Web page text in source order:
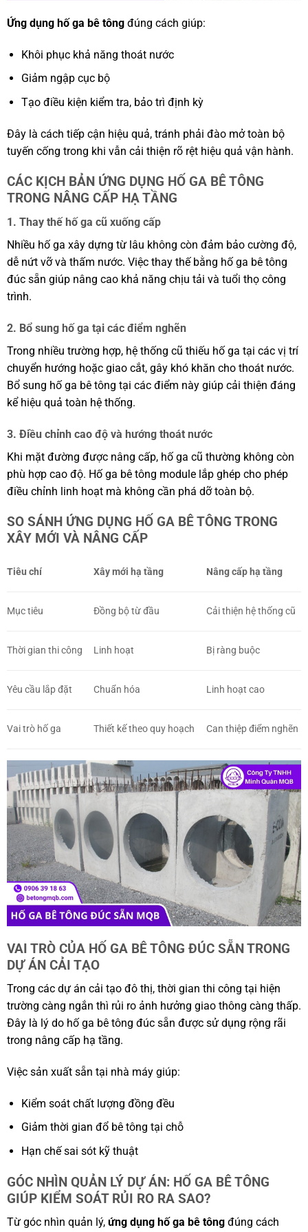
Ứng dụng hố ga bê tôngđúng cách giúp:
Khôi phục khả năng thoát nước
Giảm ngập cục bộ
Tạo điều kiện kiểm tra, bảo trì định kỳ
Đây là cách tiếp cận hiệu quả, tránh phải đào mở toàn bộ
tuyến cống trong khi vẫn cải thiện rõ rệt hiệu quả vận hành.
CÁC KỊCH BẢN ỨNG DỤNG HỐ GA BÊ TÔNG
TRONG NÂNG CẤP HẠ TẦNG
1. Thay thế hố ga cũ xuống cấp
Nhiều hố ga xây dựng từ lâu không còn đảm bảo cường độ,
dễ nứt vỡ và thấm nước. Việc thay thế bằng hố ga bê tông
đúc sẵn giúp nâng cao khả năng chịu tải và tuổi thọ công
trình.
2. Bổ sung hố ga tại các điểm nghẽn
Trong nhiều trường hợp, hệ thống cũ thiếu hố ga tại các vị trí
chuyển hướng hoặc giao cắt, gây khó khăn cho thoát nước.
Bổ sung hố ga bê tông tại các điểm này giúp cải thiện đáng
kể hiệu quả toàn hệ thống.
3. Điều chỉnh cao độ và hướng thoát nước
Khi mặt đường được nâng cấp, hố ga cũ thường không còn
phù hợp cao độ. Hố ga bê tông module lắp ghép cho phép
điều chỉnh linh hoạt mà không cần phá dỡ toàn bộ.
SO SÁNH ỨNG DỤNG HỐ GA BÊ TÔNG TRONG
XÂY MỚI VÀ NÂNG CẤP
Tiêu chí Xây mới hạ tầng Nâng cấp hạ tầng
Mục tiêu Đồng bộ từ đầu Cải thiện hệ thống cũ
Thời gian thi công Linh hoạt Bị ràng buộc
Yêu cầu lắp đặt Chuẩn hóa Linh hoạt cao
Vai trò hố ga Thiết kế theo quy hoạch Can thiệp điểm nghẽn
VAI TRÒ CỦA HỐ GA BÊ TÔNG ĐÚC SẴN TRONG
DỰ ÁN CẢI TẠO
Trong các dự án cải tạo đô thị, thời gian thi công tại hiện
trường càng ngắn thì rủi ro ảnh hưởng giao thông càng thấp.
Đây là lý do hố ga bê tông đúc sẵn được sử dụng rộng rãi
trong nâng cấp hạ tầng.
Việc sản xuất sẵn tại nhà máy giúp:
Kiểm soát chất lượng đồng đều
Giảm thời gian đổ bê tông tại chỗ
Hạn chế sai sót kỹ thuật
GÓC NHÌN QUẢN LÝ DỰ ÁN: HỐ GA BÊ TÔNG
GIÚP KIỂM SOÁT RỦI RO RA SAO?
Từ góc nhìn quản lý, ứng dụng hố ga bê tôngđúng cách